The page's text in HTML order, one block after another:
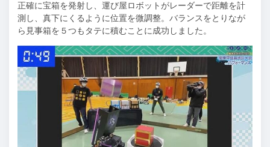
正確に宝箱を発射し、運び屋ロボットがレーダーで距離を計
測し、真下にくるように位置を微調整。バランスをとりなが
ら見事箱を５つもタテに積むことに成功しました。